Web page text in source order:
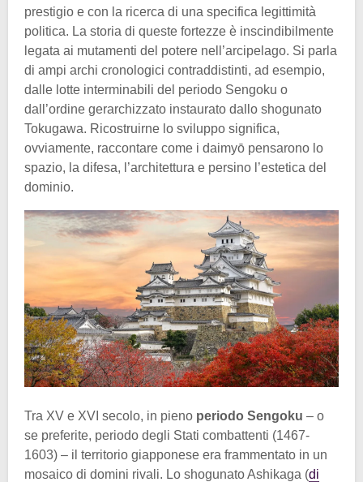
prestigio e con la ricerca di una specifica legittimità
politica. La storia di queste fortezze è inscindibilmente
legata ai mutamenti del potere nell’arcipelago. Si parla
di ampi archi cronologici contraddistinti, ad esempio,
dalle lotte interminabili del periodo Sengoku o
dall’ordine gerarchizzato instaurato dallo shogunato
Tokugawa. Ricostruirne lo sviluppo significa,
ovviamente, raccontare come i daimyō pensarono lo
spazio, la difesa, l’architettura e persino l’estetica del
dominio.
Tra XV e XVI secolo, in pieno periodo Sengoku – o
se preferite, periodo degli Stati combattenti (1467-
1603) – il territorio giapponese era frammentato in un
mosaico di domini rivali. Lo shogunato Ashikaga (di